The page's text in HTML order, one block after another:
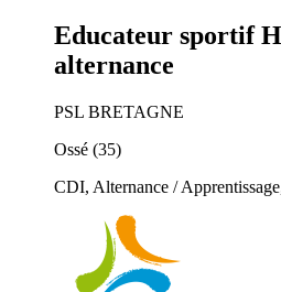
Educateur sportif
alternance
PSL BRETAGNE
Ossé (35)
CDI, Alternance /